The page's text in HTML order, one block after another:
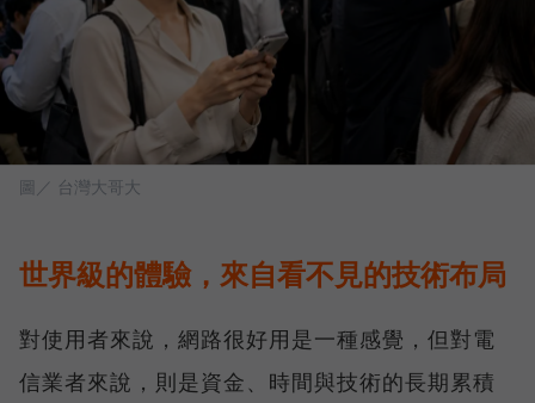
圖／ 台灣大哥大
世界級的體驗，來自看不見的技術布局
對使用者來說，網路很好用是一種感覺，但對電
信業者來說，則是資金、時間與技術的長期累積